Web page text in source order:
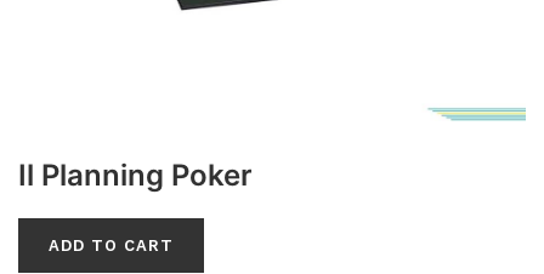
Il Planning Poker
ADD TO CART